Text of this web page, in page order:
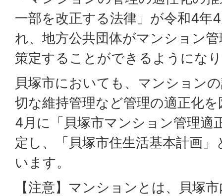
一部を改正する法律」が令和4年
れ、地方公共団体がマンション
策定することができるようにな
貝塚市においても、マンション
切な維持管理など管理の適正化
4月に「貝塚市マンション管理適
定し、「貝塚市住生活基本計画
います。
【注意】マンションとは、貝塚